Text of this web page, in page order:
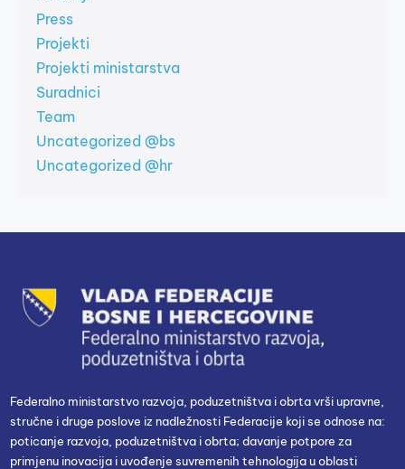
Press
Projekti
Projekti ministarstva
Suradnici
Team
Uncategorized @bs
Uncategorized @hr
Federalno ministarstvo razvoja, poduzetništva i obrta vrši upravne,
stručne i druge poslove iz nadležnosti Federacije koji se odnose na:
poticanje razvoja, poduzetništva i obrta; davanje potpore za
primjenu inovacija i uvođenje suvremenih tehnologija u oblasti